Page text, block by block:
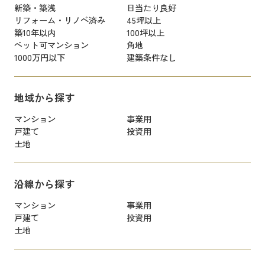
新築・築浅
日当たり良好
リフォーム・リノベ済み
45坪以上
築10年以内
100坪以上
ペット可マンション
角地
1000万円以下
建築条件なし
地域から探す
マンション
事業用
戸建て
投資用
土地
沿線から探す
マンション
事業用
戸建て
投資用
土地